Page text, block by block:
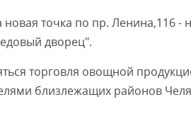
новая точка по пр. Ленина,116 -
дворец".
торговля овощной
близлежащих районов